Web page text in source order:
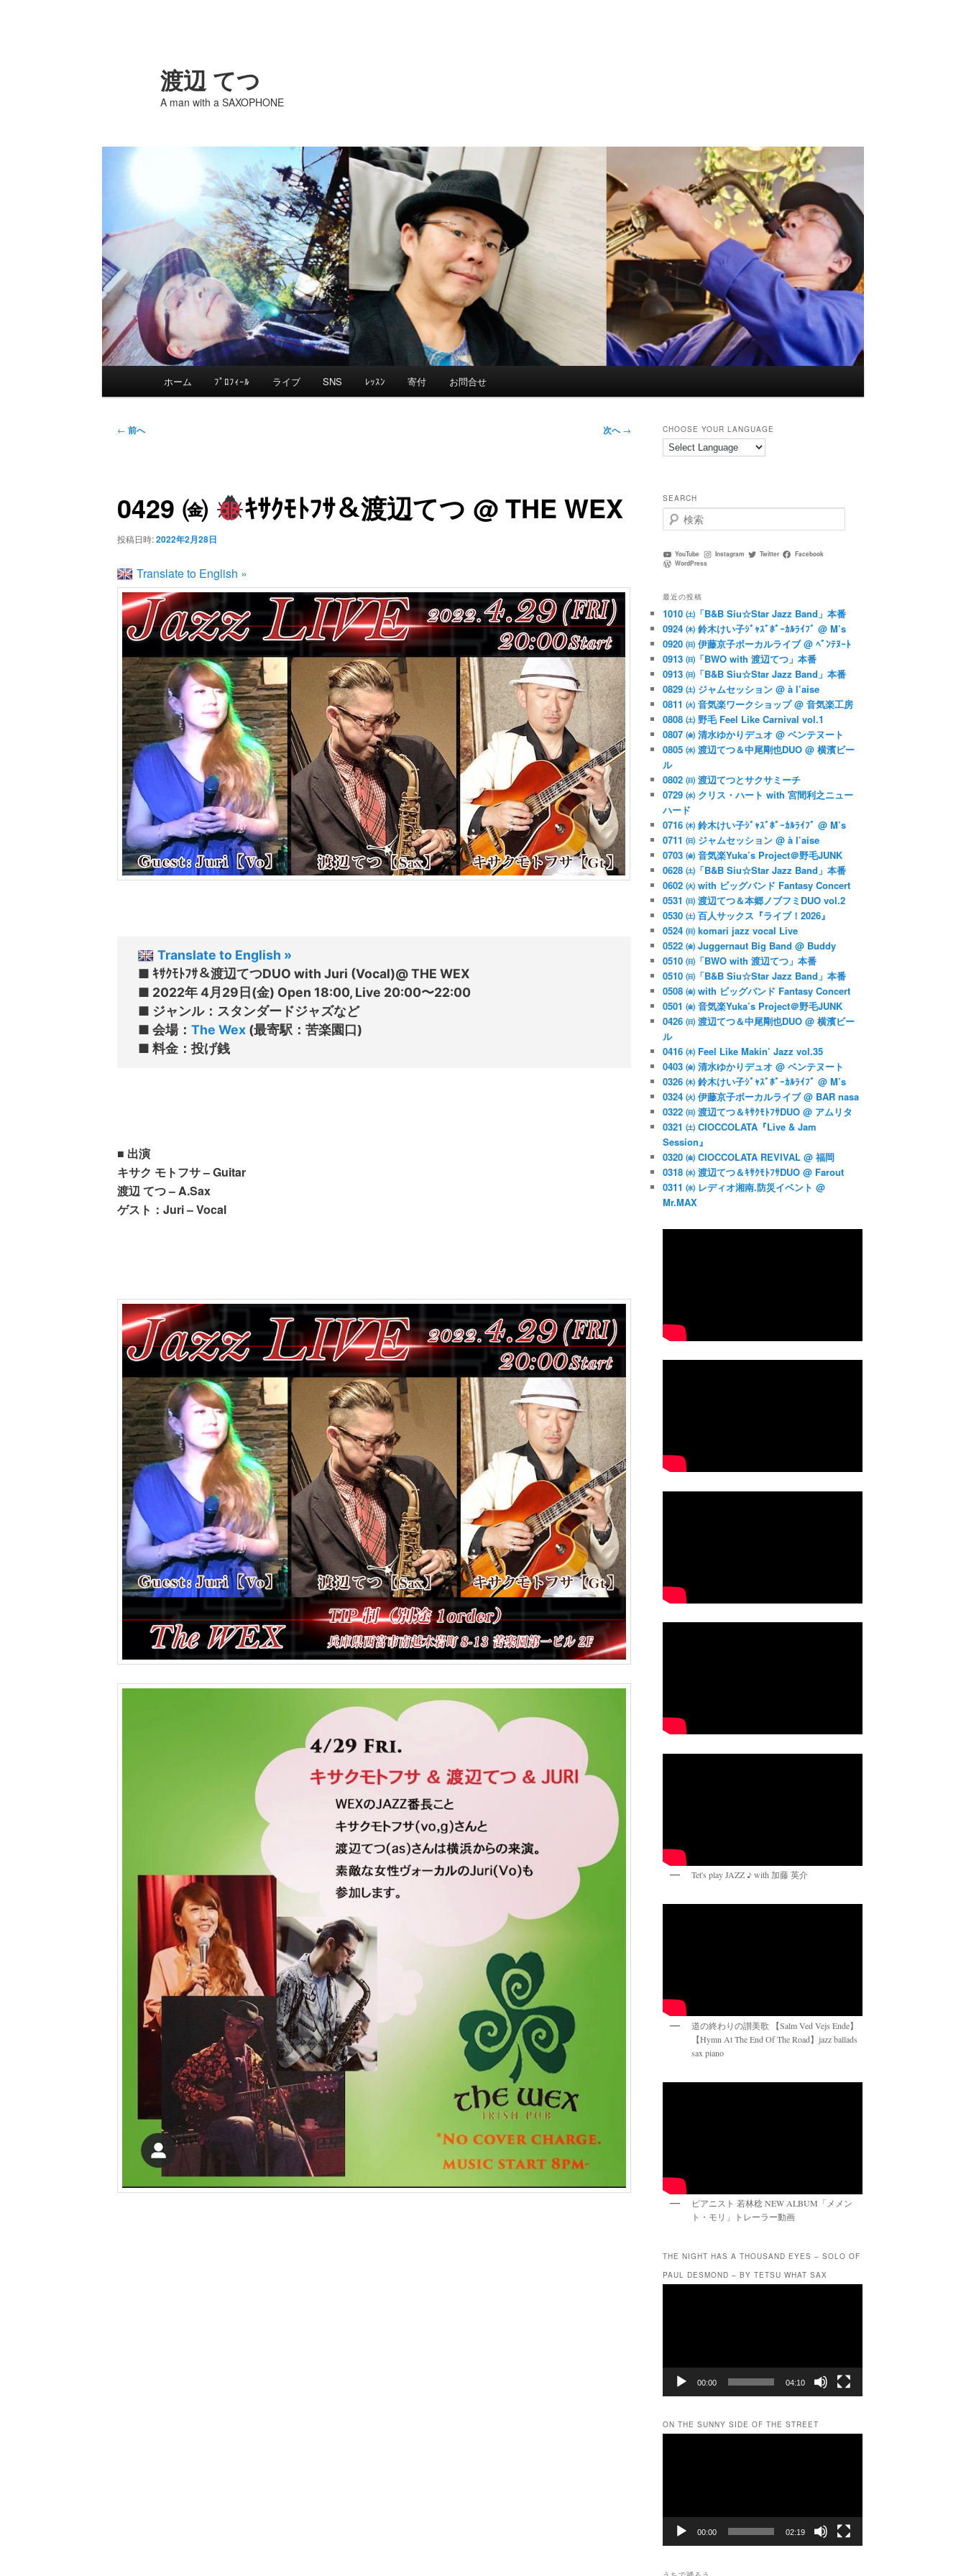
渡辺 てつ
A man with a SAXOPHONE
イ
メ
コ
ン
テ
ン
へ
移
動
ホーム ﾌﾟﾛﾌｨｰﾙ ライブ SNS ﾚｯｽﾝ 寄付 お問合せ
投
ゲ
ー
シ
ン
← 前へ 次へ→
0429 ㈮ ｷｻｸﾓﾄﾌｻ＆渡辺てつ @ THE WEX
投稿日時:2022年2月28日
Translate to English »
Translate to English »
■ ｷｻｸﾓﾄﾌｻ＆渡辺てつDUO with Juri (Vocal)@ THE WEX
■ 2022年 4月29日(金) Open 18:00, Live 20:00〜22:00
■ ジャンル：スタンダードジャズなど
■ 会場： The Wex (最寄駅：苦楽園口)
■ 料金：投げ銭
■ 出演
キサク モトフサ – Guitar
渡辺 てつ – A.Sax
ゲスト：Juri – Vocal
CHOOSE YOUR LANGUAGE
SEARCH
検
索
YouTube Instagram Twitter
Facebook
WordPress
最近の投稿
1010 ㈯「B&B Siu☆Star Jazz Band」本番
0924 ㈭ 鈴木けい子ｼﾞｬｽﾞﾎﾞｰｶﾙﾗｲﾌﾞ @ M’s
0920 ㈰ 伊藤京子ボーカルライブ @ ﾍﾞﾝﾃﾇｰﾄ
0913 ㈰「BWO with 渡辺てつ」本番
0913 ㈰「B&B Siu☆Star Jazz Band」本番
0829 ㈯ ジャムセッション @ à l’aise
0811 ㈫ 音気楽ワークショップ @ 音気楽工房
0808 ㈯ 野毛 Feel Like Carnival vol.1
0807 ㈮ 清水ゆかりデュオ @ ベンテヌート
0805 ㈬ 渡辺てつ＆中尾剛也DUO @ 横濱ビー
ル
0802 ㈰ 渡辺てつとサクサミーチ
0729 ㈬ クリス・ハート with 宮間利之ニュー
ハード
0716 ㈭ 鈴木けい子ｼﾞｬｽﾞﾎﾞｰｶﾙﾗｲﾌﾞ @ M’s
0711 ㈰ ジャムセッション @ à l’aise
0703 ㈮ 音気楽Yuka’s Project＠野毛JUNK
0628 ㈯「B&B Siu☆Star Jazz Band」本番
0602 ㈫ with ビッグバンド Fantasy Concert
0531 ㈰ 渡辺てつ＆本郷ノブフミDUO vol.2
0530 ㈯ 百人サックス『ライブ！2026』
0524 ㈰ komari jazz vocal Live
0522 ㈮ Juggernaut Big Band @ Buddy
0510 ㈰「BWO with 渡辺てつ」本番
0510 ㈰「B&B Siu☆Star Jazz Band」本番
0508 ㈮ with ビッグバンド Fantasy Concert
0501 ㈮ 音気楽Yuka’s Project＠野毛JUNK
0426 ㈰ 渡辺てつ＆中尾剛也DUO @ 横濱ビー
ル
0416 ㈭ Feel Like Makin’ Jazz vol.35
0403 ㈮ 清水ゆかりデュオ @ ベンテヌート
0326 ㈭ 鈴木けい子ｼﾞｬｽﾞﾎﾞｰｶﾙﾗｲﾌﾞ @ M’s
0324 ㈫ 伊藤京子ボーカルライブ @ BAR nasa
0322 ㈰ 渡辺てつ＆ｷｻｸﾓﾄﾌｻDUO @ アムリタ
0321 ㈯ CIOCCOLATA『Live & Jam
Session』
0320 ㈮ CIOCCOLATA REVIVAL @ 福岡
0318 ㈬ 渡辺てつ＆ｷｻｸﾓﾄﾌｻDUO @ Farout
0311 ㈬ レディオ湘南.防災イベント @
Mr.MAX
Tet's play JAZZ ♪ with 加藤 英介
道の終わりの讃美歌 【Salm Ved Vejs Ende】
【Hymn At The End Of The Road】jazz ballads
sax piano
ピアニスト 若林稔 NEW ALBUM「メメン
ト・モリ」トレーラー動画
THE NIGHT HAS A THOUSAND EYES – SOLO OF
PAUL DESMOND – BY TETSU WHAT SAX
00:00 04:10
ON THE SUNNY SIDE OF THE STREET
00:00 02:19